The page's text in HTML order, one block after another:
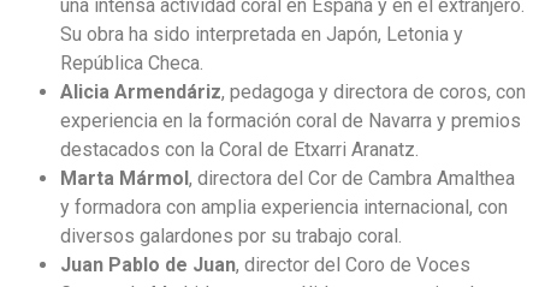
una intensa actividad coral en España y en el extranjero.
Su obra ha sido interpretada en Japón, Letonia y
República Checa.
Alicia Armendáriz, pedagoga y directora de coros, con
experiencia en la formación coral de Navarra y premios
destacados con la Coral de Etxarri Aranatz.
Marta Mármol, directora del Cor de Cambra Amalthea
y formadora con amplia experiencia internacional, con
diversos galardones por su trabajo coral.
Juan Pablo de Juan, director del Coro de Voces